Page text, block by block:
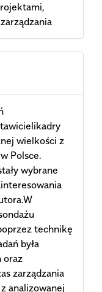
wielkości z
Polsce.
wybrane
technikę
była
oraz
zarządzania
analizowanej